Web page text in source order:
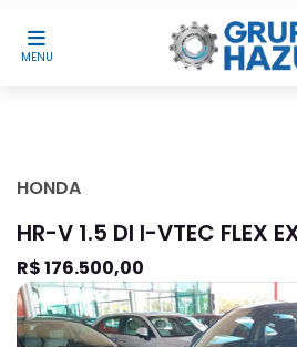
MENU
HONDA
HR-V 1.5 DI I-VTEC FLEX
R$ 176.500,00